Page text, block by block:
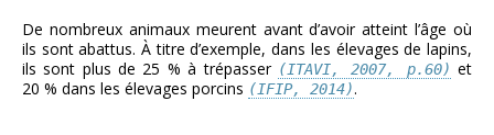
De nombreux animaux meurent avant d’avoir atteint l’âge où
ils sont abattus. À titre d’exemple, dans les élevages de lapins,
ils sont plus de 25 % à trépasser (ITAVI, 2007, p.60) et
20 % dans les élevages porcins (IFIP, 2014).